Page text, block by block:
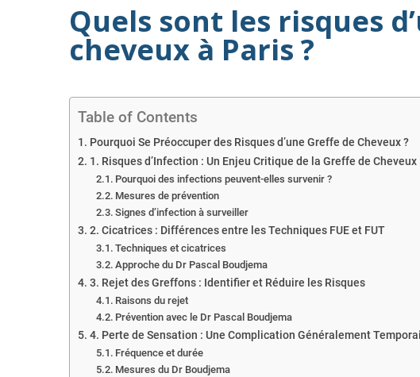
Quels sont les risques
cheveux à Paris ?
Table of Contents
Pourquoi Se Préoccuper des Risques d’une Greffe de Cheveux ?
1. Risques d’Infection : Un Enjeu Critique de la Greffe de Cheveux
Pourquoi des infections peuvent-elles survenir ?
Mesures de prévention
Signes d’infection à surveiller
2. Cicatrices : Différences entre les Techniques FUE et FUT
Techniques et cicatrices
Approche du Dr Pascal Boudjema
3. Rejet des Greffons : Identifier et Réduire les Risques
Raisons du rejet
Prévention avec le Dr Pascal Boudjema
4. Perte de Sensation : Une Complication Généralement
Fréquence et durée
Mesures du Dr Boudjema